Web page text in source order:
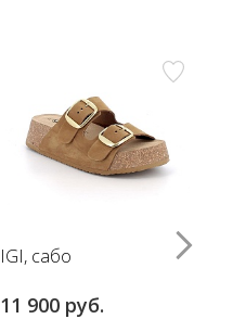
IGI, сабо
11 900 руб.